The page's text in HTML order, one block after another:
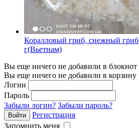
Коралловый гриб, снежный
г(Вьетнам)
Вы еще ничего не добавили в блокнот
Вы еще ничего не добавили в корзину
Логин
Пароль
Забыли логин? Забыли пароль?
Регистрация
Запомнить меня